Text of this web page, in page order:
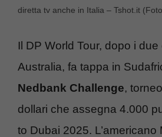
diretta tv anche in Italia – Tshot.it
Il DP World Tour, dopo i
Australia, fa tappa in
Nedbank Challenge,
dollari che assegna 4.000
to Dubai 2025. L’americano